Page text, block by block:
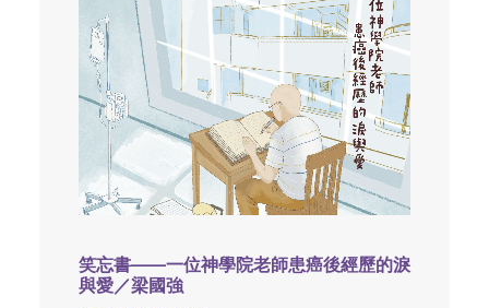
笑忘書——一位神學院老師患癌後經歷的淚
與愛／梁國強